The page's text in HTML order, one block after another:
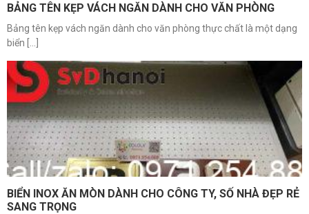
BẢNG TÊN KẸP VÁCH NGĂN DÀNH CHO VĂN PHÒNG
Bảng tên kẹp vách ngăn dành cho văn phòng thực chất là một dạng
biển [...]
BIỂN INOX ĂN MÒN DÀNH CHO CÔNG TY, SỐ NHÀ ĐẸP RẺ
SANG TRỌNG